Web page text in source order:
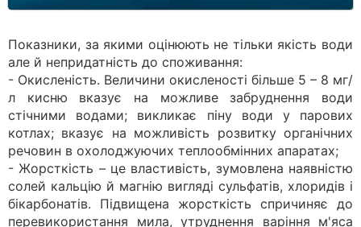
Показники, за якими оцінюють не тільки якість води
але й непридатність до споживання:
- Окисленість. Величини окисленості більше 5 – 8 мг/
л кисню вказує на можливе забруднення води
стічними водами; викликає піну води у парових
котлах; вказує на можливість розвитку органічних
речовин в охолоджуючих теплообмінних апаратах;
- Жорсткість – це властивість, зумовлена наявністю
солей кальцію й магнію вигляді сульфатів, хлоридів і
бікарбонатів. Підвищена жорсткість спричиняє до
перевикористання мила, утруднення варіння м'яса